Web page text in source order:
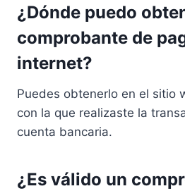
¿Dónde puedo
comprobante de
internet?
Puedes obtenerlo en el sitio
con la que realizaste la
cuenta bancaria.
¿Es válido un